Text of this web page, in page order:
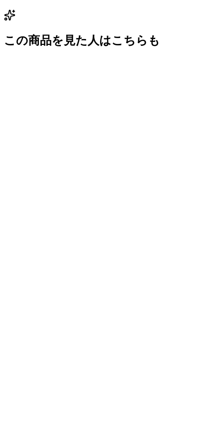
この商品を見た人はこちらも